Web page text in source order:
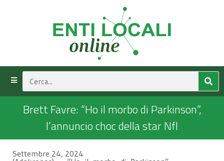
Brett Favre: “Ho il morbo di Parkinson”,
l’annuncio choc della star Nfl
Settembre 24, 2024